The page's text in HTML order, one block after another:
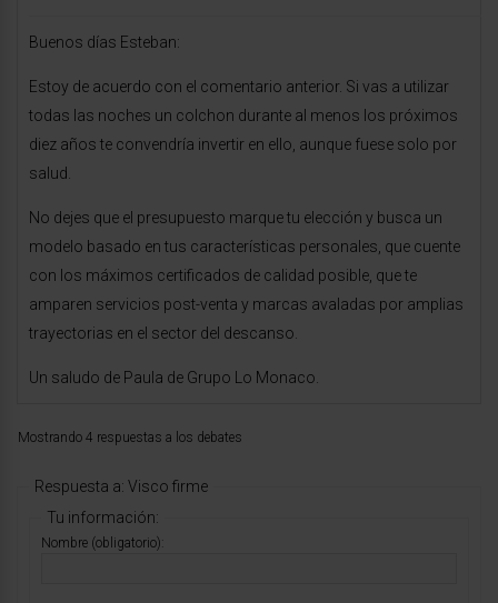
Buenos días Esteban:
Estoy de acuerdo con el comentario anterior. Si vas a utilizar
todas las noches un colchon durante al menos los próximos
diez años te convendría invertir en ello, aunque fuese solo por
salud.
No dejes que el presupuesto marque tu elección y busca un
modelo basado en tus características personales, que cuente
con los máximos certificados de calidad posible, que te
amparen servicios post-venta y marcas avaladas por amplias
trayectorias en el sector del descanso.
Un saludo de Paula de Grupo Lo Monaco.
Mostrando 4 respuestas a los debates
Respuesta a: Visco firme
Tu información:
Nombre (obligatorio):